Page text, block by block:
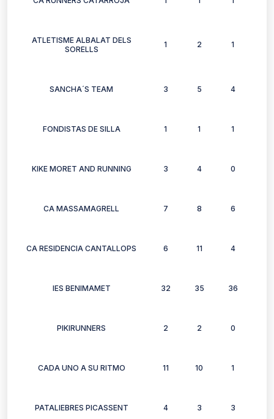
ATLETISME ALBALAT DELS
SORELLS
1 2 1
SANCHA´S TEAM 3 5 4
FONDISTAS DE SILLA 1 1 1
KIKE MORET AND RUNNING 3 4 0
CA MASSAMAGRELL 7 8 6
CA RESIDENCIA CANTALLOPS 6 11 4
IES BENIMAMET 32 35 36
PIKIRUNNERS 2 2 0
CADA UNO A SU RITMO 11 10 1
PATALIEBRES PICASSENT 4 3 3